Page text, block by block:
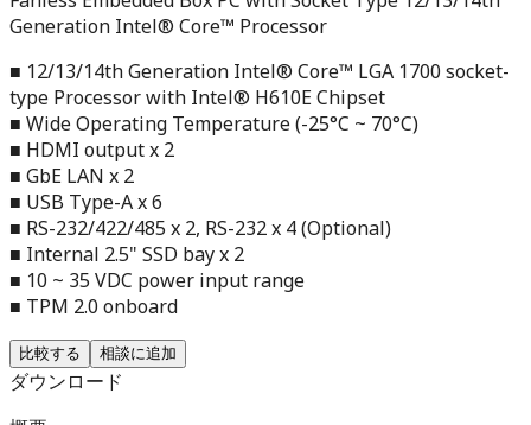
Generation Intel® Core™ Processor
■ 12/13/14th Generation Intel® Core™ LGA 1700 socket-
type Processor with Intel® H610E Chipset
■ Wide Operating Temperature (-25°C ~ 70°C)
■ HDMI output x 2
■ GbE LAN x 2
■ USB Type-A x 6
■ RS-232/422/485 x 2, RS-232 x 4 (Optional)
■ Internal 2.5" SSD bay x 2
■ 10 ~ 35 VDC power input range
■ TPM 2.0 onboard
比較する 相談に追加
ダウンロード